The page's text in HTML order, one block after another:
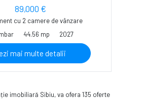
89,000 €
cu 2 camere de vânzare
44.56 mp 2027
mai multe detalii
imobiliară Sibiu, va ofera 135 oferte